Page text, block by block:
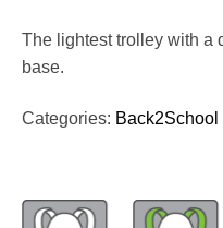
The lightest trolley with a
base.
Categories: Back2School